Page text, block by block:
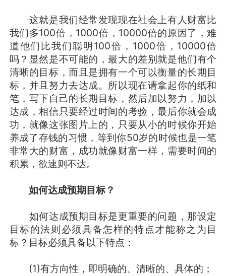
这就是我们经常发现现在社会上有人财富比
我们多100倍，1000倍，10000倍的原因了，难
道他们比我们聪明100倍，1000倍，10000倍
吗？显然是不可能的，最大的差别就是他们有个
清晰的目标，而且是拥有一个可以衡量的长期目
标，并且努力去达成。所以现在请拿起你的纸和
笔，写下自己的长期目标，然后加以努力，加以
达成，相信只要经过时间的考验，最后你就会成
功，就像这张图片上的，只要从小的时候你开始
养成了存钱的习惯，等到你50岁的时候也是一笔
非常大的财富，成功就像财富一样，需要时间的
积累，欲速则不达。
如何达成预期目标？
如何达成预期目标是更重要的问题，那设定
目标的法则必须具备怎样的特点才能称之为目
标？目标必须具备以下特点：
(1)有方向性，即明确的、清晰的、具体的；